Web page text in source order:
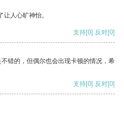
人心旷神怡。
支持[0] 反对[0]
错的，但偶尔也会出现卡顿的情况，希
支持[0] 反对[0]